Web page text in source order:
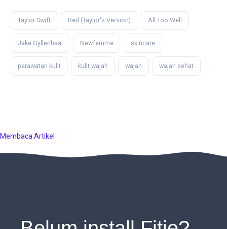
Taylor Swift Red (Taylor's Version) All Too Well
Jake Gyllenhaal Newfemme skincare
perawatan kulit kulit wajah wajah wajah sehat
Membaca Artikel